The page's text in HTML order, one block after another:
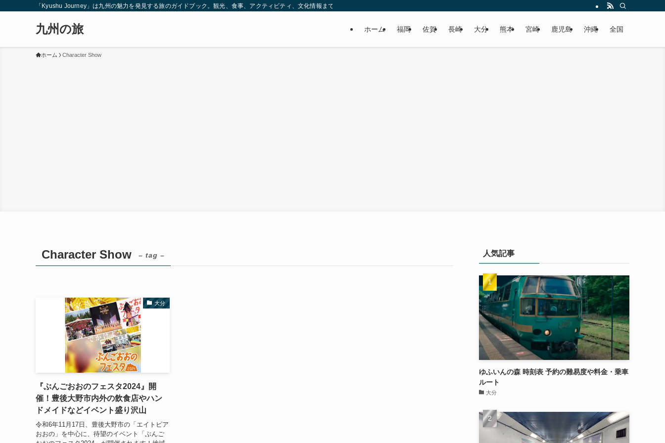
「Kyushu Journey」は九州の魅力を発見する旅のガイドブック。観光、食事、アクティビティ、文化情報まで、九州をもっと楽しむための情報をお届けします！
九州の旅 ホーム 福岡 佐賀 長崎 大分 熊本 宮崎 鹿児島 沖縄 全国
ホーム Character Show
Character Show – tag –
大分
『ぶんごおおのフェスタ2024』開
催！豊後大野市内外の飲食店やハン
ドメイドなどイベント盛り沢山
令和6年11月17日、豊後大野市の「エイトピア
おおの」を中心に、待望のイベント「ぶんご
人気記事
ゆふいんの森 時刻表 予約の難易度や料金・乗車
ルート
大分